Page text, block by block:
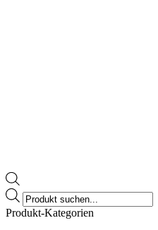
Products
search
Produkt-Kategorien